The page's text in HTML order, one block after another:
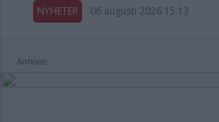
NYHETER 06 augusti 2026 15.13
Annons: